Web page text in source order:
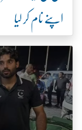
اپنے نام کر لیا